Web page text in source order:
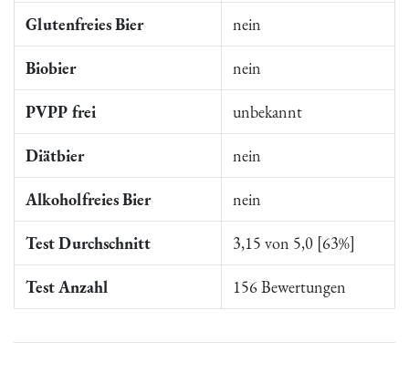
Glutenfreies Bier nein
Biobier nein
PVPP frei unbekannt
Diätbier nein
Alkoholfreies Bier nein
Test Durchschnitt 3,15 von 5,0 [63%]
Test Anzahl 156 Bewertungen